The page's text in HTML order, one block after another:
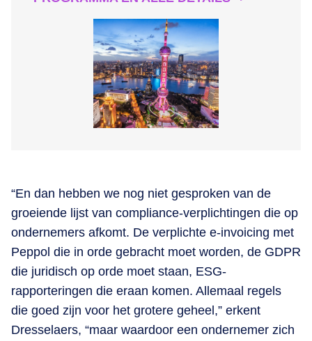
“En dan hebben we nog niet gesproken van de
groeiende lijst van compliance-verplichtingen die op
ondernemers afkomt. De verplichte e-invoicing met
Peppol die in orde gebracht moet worden, de GDPR
die juridisch op orde moet staan, ESG-
rapporteringen die eraan komen. Allemaal regels
die goed zijn voor het grotere geheel,” erkent
Dresselaers, “maar waardoor een ondernemer zich